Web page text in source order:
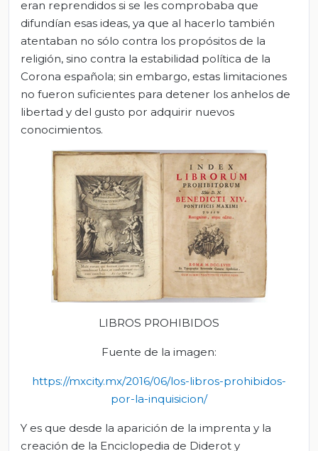
eran reprendidos si se les comprobaba que
difundían esas ideas, ya que al hacerlo también
atentaban no sólo contra los propósitos de la
religión, sino contra la estabilidad política de la
Corona española; sin embargo, estas limitaciones
no fueron suficientes para detener los anhelos de
libertad y del gusto por adquirir nuevos
conocimientos.
LIBROS PROHIBIDOS
Fuente de la imagen:
https://mxcity.mx/2016/06/los-libros-prohibidos-
por-la-inquisicion/
Y es que desde la aparición de la imprenta y la
creación de la Enciclopedia de Diderot y